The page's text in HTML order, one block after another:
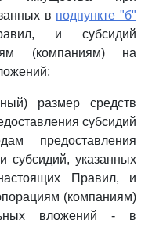
в подпункте "б"
и субсидий
(компаниям) на
размер средств
субсидий
предоставления
субсидий, указанных
Правил, и
(компаниям)
вложений - в